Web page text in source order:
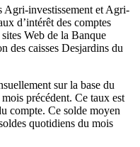
Agri-investissement et Agri-
d’intérêt des comptes
Web de la Banque
des caisses Desjardins du
sur la base du
précédent. Ce taux est
compte. Ce solde moyen
quotidiens du mois